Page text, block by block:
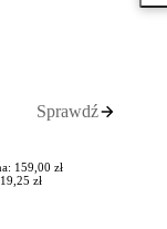
Sprawdź
159,00 zł
zł